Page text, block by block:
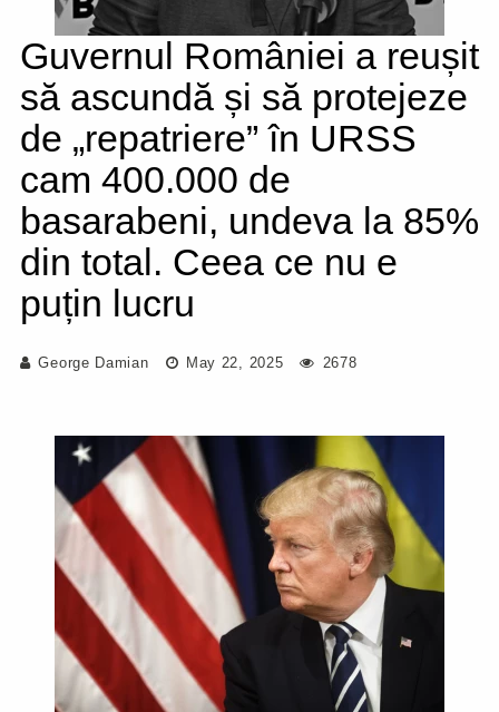
Guvernul României a reușit
să ascundă și să protejeze
de „repatriere” în URSS
cam 400.000 de
basarabeni, undeva la 85%
din total. Ceea ce nu e
puțin lucru
George Damian May 22, 2025 2678